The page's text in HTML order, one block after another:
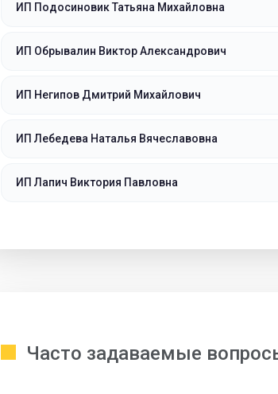
ИП Подосиновик Татьяна Михайловна
ИП Обрывалин Виктор Александрович
ИП Негипов Дмитрий Михайлович
ИП Лебедева Наталья Вячеславовна
ИП Лапич Виктория Павловна
Часто задаваемые